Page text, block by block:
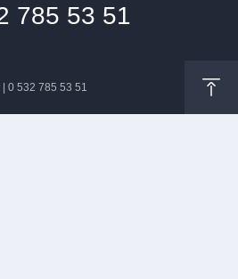
785 53 51
0 532 785 53 51